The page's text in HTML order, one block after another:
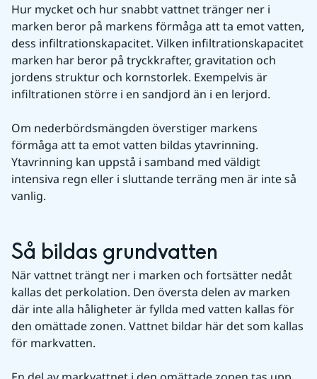
Hur mycket och hur snabbt vattnet tränger ner i
marken beror på markens förmåga att ta emot vatten,
dess infiltrationskapacitet. Vilken infiltrationskapacitet
marken har beror på tryckkrafter, gravitation och
jordens struktur och kornstorlek. Exempelvis är
infiltrationen större i en sandjord än i en lerjord.
Om nederbördsmängden överstiger markens
förmåga att ta emot vatten bildas ytavrinning.
Ytavrinning kan uppstå i samband med väldigt
intensiva regn eller i sluttande terräng men är inte så
vanlig.
Så bildas grundvatten
När vattnet trängt ner i marken och fortsätter nedåt
kallas det perkolation. Den översta delen av marken
där inte alla håligheter är fyllda med vatten kallas för
den omättade zonen. Vattnet bildar här det som kallas
för markvatten.